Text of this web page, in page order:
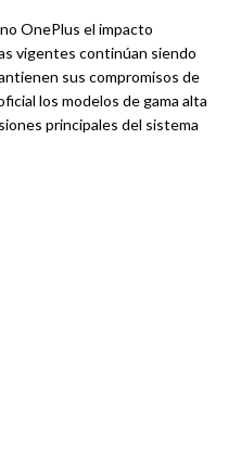
OnePlus el impacto
vigentes continúan siendo
sus compromisos de
los modelos de gama alta
principales del sistema